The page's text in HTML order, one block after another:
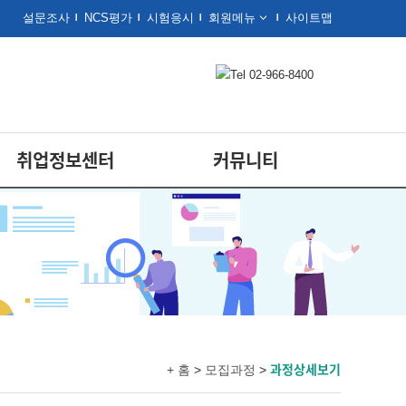
설문조사 NCS평가 시험응시 회원메뉴 사이트맵
취업정보센터 커뮤니티
+ 홈 > 모집과정 > 과정상세보기